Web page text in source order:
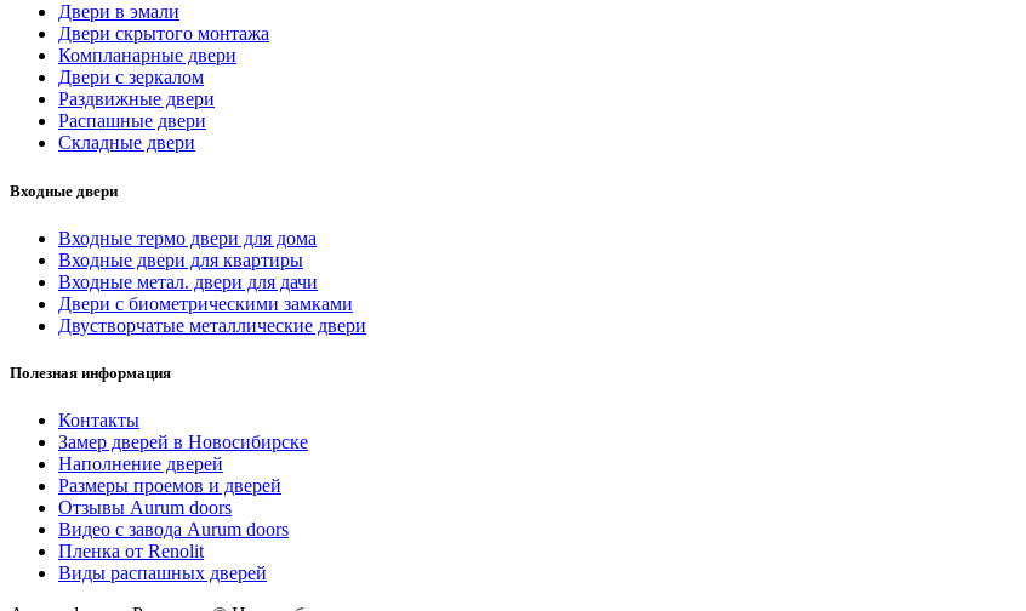
Двери в эмали
Двери скрытого монтажа
Компланарные двери
Двери с зеркалом
Раздвижные двери
Распашные двери
Складные двери
Входные двери
Входные термо двери для дома
Входные двери для квартиры
Входные метал. двери для дачи
Двери с биометрическими замками
Двустворчатые металлические двери
Полезная информация
Контакты
Замер дверей в Новосибирске
Наполнение дверей
Размеры проемов и дверей
Отзывы Aurum doors
Видео с завода Aurum doors
Пленка от Renolit
Виды распашных дверей